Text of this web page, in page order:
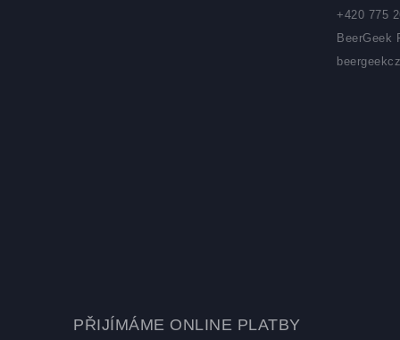
+420 775
BeerGeek
beergeekcz
PŘIJÍMÁME ONLINE PLATBY